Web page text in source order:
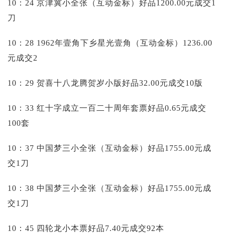
10：24 京津冀小全张（互动金标）好品1200.00元成交1
刀
10：28 1962年壹角下乡星光壹角（互动金标）1236.00
元成交2
10：29 贺喜十八龙腾贺岁小版好品32.00元成交10版
10：33 红十字成立一百二十周年套票好品0.65元成交
100套
10：37 中国梦三小全张（互动金标）好品1755.00元成
交1刀
10：38 中国梦三小全张（互动金标）好品1755.00元成
交1刀
10：45 四轮龙小本票好品7.40元成交92本